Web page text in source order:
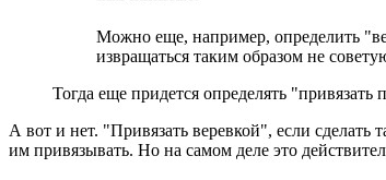
Можно еще, например, определить
извращаться таким образом не
Тогда еще придется определять
А вот и нет. "Привязать веревкой", если сделать
им привязывать. Но на самом деле это